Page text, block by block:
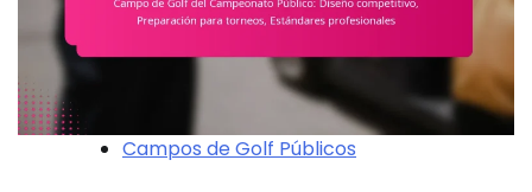
Campos de Golf Públicos